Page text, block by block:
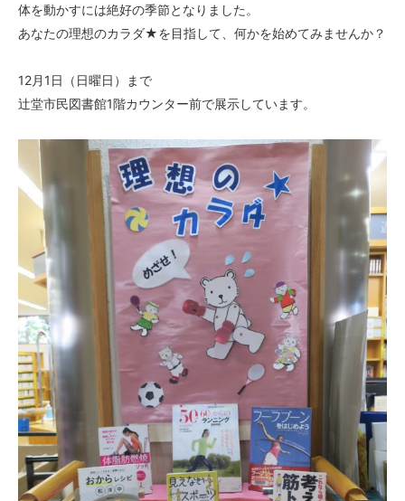
体を動かすには絶好の季節となりました。
あなたの理想のカラダ★を目指して、何かを始めてみませんか？
12月1日（日曜日）まで
辻堂市民図書館1階カウンター前で展示しています。